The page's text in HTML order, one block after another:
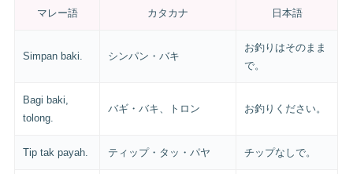
マレー語 カタカナ 日本語
Simpan baki. シンパン・バキ
お釣りはそのまま
で。
Bagi baki,
tolong.
バギ・バキ、トロン お釣りください。
Tip tak payah. ティップ・タッ・パヤ チップなしで。